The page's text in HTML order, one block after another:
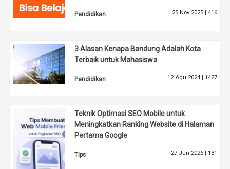
Pendidikan 25 Nov 2025 | 416
3 Alasan Kenapa Bandung Adalah Kota
Terbaik untuk Mahasiswa
Pendidikan 12 Agu 2024 | 1427
Teknik Optimasi SEO Mobile untuk
Meningkatkan Ranking Website di Halaman
Pertama Google
Tips 27 Jun 2026 | 131